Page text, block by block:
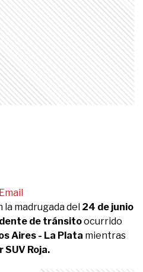
Email
la madrugada del 24 de junio
de tránsitoocurrido
Aires - La Plata mientras
SUV Roja.